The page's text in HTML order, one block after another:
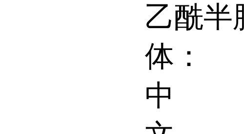
乙酰半
体：
中